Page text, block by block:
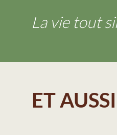
La vie tout
ET